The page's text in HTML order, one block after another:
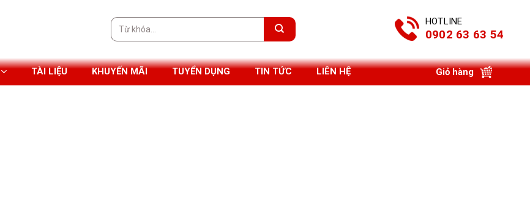
Tìm
kiếm:
HOTLINE
0902 63 63 54
TÀI LIỆU KHUYẾN MÃI TUYỂN DỤNG TIN TỨC LIÊN HỆ Giỏ hàng